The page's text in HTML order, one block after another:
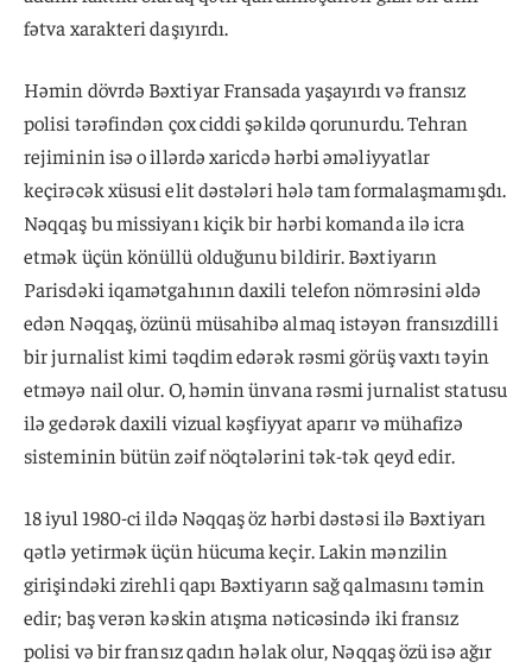
fətva xarakteri daşıyırdı.
Həmin dövrdə Bəxtiyar Fransada yaşayırdı və fransız
polisi tərəfindən çox ciddi şəkildə qorunurdu. Tehran
rejiminin isə o illərdə xaricdə hərbi əməliyyatlar
keçirəcək xüsusi elit dəstələri hələ tam formalaşmamışdı.
Nəqqaş bu missiyanı kiçik bir hərbi komanda ilə icra
etmək üçün könüllü olduğunu bildirir. Bəxtiyarın
Parisdəki iqamətgahının daxili telefon nömrəsini əldə
edən Nəqqaş, özünü müsahibə almaq istəyən fransızdilli
bir jurnalist kimi təqdim edərək rəsmi görüş vaxtı təyin
etməyə nail olur. O, həmin ünvana rəsmi jurnalist statusu
ilə gedərək daxili vizual kəşfiyyat aparır və mühafizə
sisteminin bütün zəif nöqtələrini tək-tək qeyd edir.
18 iyul 1980-ci ildə Nəqqaş öz hərbi dəstəsi ilə Bəxtiyarı
qətlə yetirmək üçün hücuma keçir. Lakin mənzilin
girişindəki zirehli qapı Bəxtiyarın sağ qalmasını təmin
edir; baş verən kəskin atışma nəticəsində iki fransız
polisi və bir fransız qadın həlak olur, Nəqqaş özü isə ağır